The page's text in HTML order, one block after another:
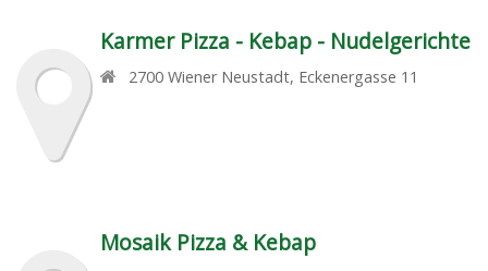
Karmer Pizza - Kebap - Nudelgerichte
2700 Wiener Neustadt, Eckenergasse 11
Mosaik Pizza & Kebap